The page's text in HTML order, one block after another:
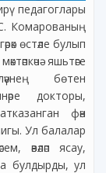
педагоглары
Комарованың
өстәле булып
яшьтәге
бөтен
докторы,
фән
Ул балалар
әвәләп ясау,
булдырды, ул